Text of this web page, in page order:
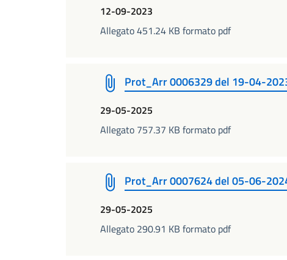
12-09-2023
Allegato 451.24 KB formato pdf
Prot_Arr 0006329 del 19-04-
29-05-2025
Allegato 757.37 KB formato pdf
Prot_Arr 0007624 del 05-06-
29-05-2025
Allegato 290.91 KB formato pdf